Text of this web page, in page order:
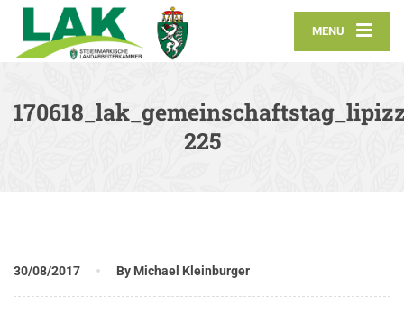
MENU
225
30/08/2017 By Michael Kleinburger